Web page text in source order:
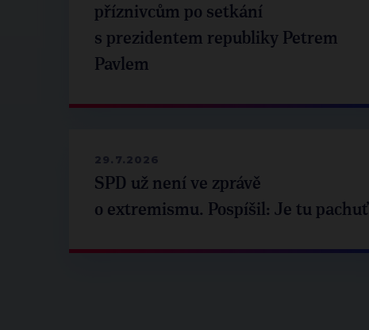
příznivcům po setkání
s prezidentem republiky Petrem
Pavlem
29.7.2026
SPD už není ve zprávě
o extremismu. Pospíšil: Je tu pachuť